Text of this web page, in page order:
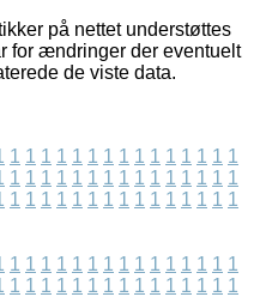
på nettet understøttes
for ændringer der eventuelt
de viste data.
1 1 1 1 1 1 1 1 1 1 1 1 1 1 1
1 1 1 1 1 1 1 1 1 1 1 1 1 1 1
1 1 1 1 1 1 1 1 1 1 1 1 1 1 1
1 1 1 1 1 1 1 1 1 1 1 1 1 1 1
1 1 1 1 1 1 1 1 1 1 1 1 1 1 1